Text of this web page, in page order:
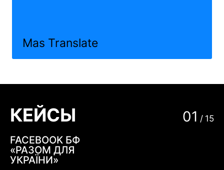
Mas Translate
КЕЙСЫ 01 / 15
FACEBOOK БФ
«РАЗОМ ДЛЯ
УКРАЇНИ»